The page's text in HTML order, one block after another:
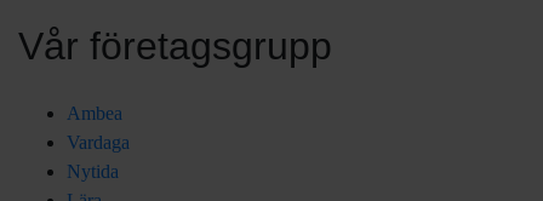
Vår företagsgrupp
Ambea
Vardaga
Nytida